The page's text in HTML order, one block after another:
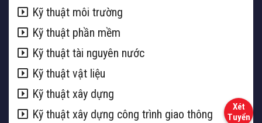
Kỹ thuật môi trường
Kỹ thuật phần mềm
Kỹ thuật tài nguyên nước
Kỹ thuật vật liệu
Kỹ thuật xây dựng
Kỹ thuật xây dựng công trình giao thông